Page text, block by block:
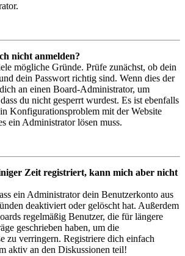
nicht anmelden?
mögliche Gründe. Prüfe zunächst, ob dein
dein Passwort richtig sind. Wenn dies der
an einen Board-Administrator, um
du nicht gesperrt wurdest. Es ist ebenfalls
Konfigurationsproblem mit der Website
ein Administrator lösen muss.
Zeit registriert, kann mich aber nicht
ein Administrator dein Benutzerkonto aus
deaktiviert oder gelöscht hat. Außerdem
regelmäßig Benutzer, die für längere
geschrieben haben, um die
zu verringern. Registriere dich einfach
aktiv an den Diskussionen teil!